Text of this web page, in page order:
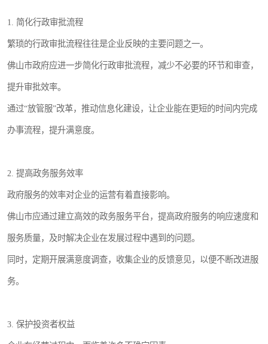
1. 简化行政审批流程
繁琐的行政审批流程往往是企业反映的主要问题之一。
佛山市政府应进一步简化行政审批流程，减少不必要的环节和审查，
提升审批效率。
通过“放管服”改革，推动信息化建设，让企业能在更短的时间内完成
办事流程，提升满意度。
2. 提高政务服务效率
政府服务的效率对企业的运营有着直接影响。
佛山市应通过建立高效的政务服务平台，提高政府服务的响应速度和
服务质量，及时解决企业在发展过程中遇到的问题。
同时，定期开展满意度调查，收集企业的反馈意见，以便不断改进服
务。
3. 保护投资者权益